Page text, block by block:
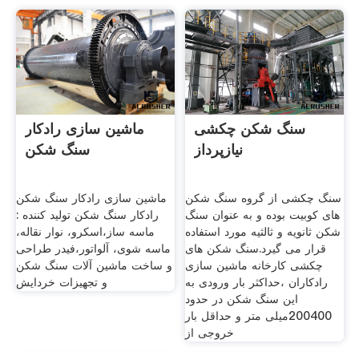
ماشین سازی رادکار
سنگ شکن
ماشین سازی رادکار سنگ شکن
رادکار سنگ شکن تولید کننده :
ماسه ساز،اسکرو، نوار نقاله،
ماسه شوی، آلواتور،فیدر طراحی
و ساخت ماشین آلات سنگ شکن
و تجهیزات خردایش
سنگ شکن چکشی
نیازپرداز
سنگ چکشی از گروه سنگ شکن
های کوبیت بوده و به عنوان سنگ
شکن ثانویه و ثالثیه مورد استفاده
قرار می گیرد.سنگ شکن های
چکشی کارخانه ماشین سازی
رادکاران ،حداکثر بار ورودی به
این سنگ شکن در حدود
200400میلی متر و حداقل بار
خروجی از